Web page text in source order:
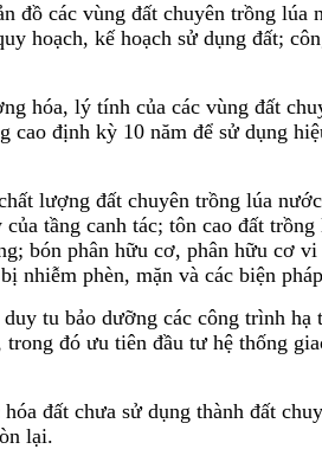
đồ các vùng đất chuyên trồng lúa
hoạch, kế hoạch sử dụng đất;
hóa, lý tính của các vùng đất
cao định kỳ 10 năm để sử dụng
lượng đất chuyên trồng lúa
tầng canh tác; tôn cao đất
bón phân hữu cơ, phân hữu cơ
nhiễm phèn, mặn và các biện
tu bảo dưỡng các công trình hạ
trong đó ưu tiên đầu tư hệ thống
đất chưa sử dụng thành đất
lại.